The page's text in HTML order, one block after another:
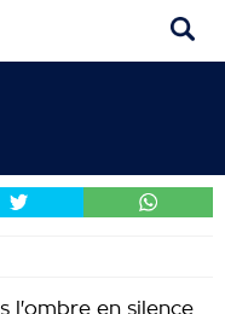
l'ombre en silence